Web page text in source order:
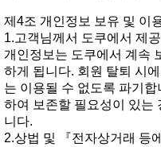
제4조개인정보보유및이
1.고객님께서도쿠에서제
개인정보는도쿠에서계속
하게됩니다.회원탈퇴시
는이용될수없도록파기합
하여보존할필요성이있는
니다.
2.상법및『전자상거래등